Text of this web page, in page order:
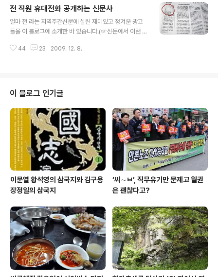
위키피디아 방식이어서 이전의 비즈포털과는 구별된다. 게
다가 트위터와 연동되는 소셜네트워크 기능도 포함하고 있
다. 즉 내가 로컬스토리에 리뷰나 이야기 한마디를 올리면
리의 가게 페이지가 링크된다는 것이다. 따라서 트위터를
전 직원 휴대전화 공개하는 신문사
얼마 전 라는 지역주간신문에 실린 재미있고 정겨운 광고
들을 이 블로그에 소개한 바 있습니다.(☞신문에서 이런 정
신문에서 보기 힘든 여러가지 특징이 있습니다. 우선 전국
냥 모임 소식뿐 아니라 어떤 향우가 어느 마라톤대회에 나
가 2등을 했다는 이야기도 기사로 씁니다. 향우들이 회원
으로 가입해 있는 다음 카페가 오프라인 모임을 열었다는
소식도 참석자들의 이름과 함께 톱 기사가 됩니다. 더 눈길
을 끄는 것은 그런 모임이 있으면 알려달라는 취지에서 해
당 지면의 상단에 지사장과 담당 기자의 ..
44 23 2009. 12. 8.
이 블로그 인기글
이문열 황석영의 삼국지와 김구용
장정일의 삼국지
‘씨∼ㅂ’, 직무유기만 문제고 월권
은 괜찮다고?